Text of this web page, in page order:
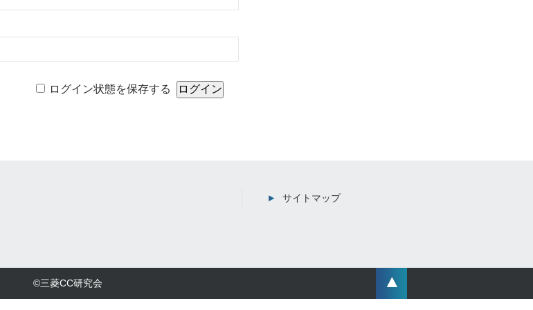
ログイン状態を保存する
サイトマップ
©三菱CC研究会